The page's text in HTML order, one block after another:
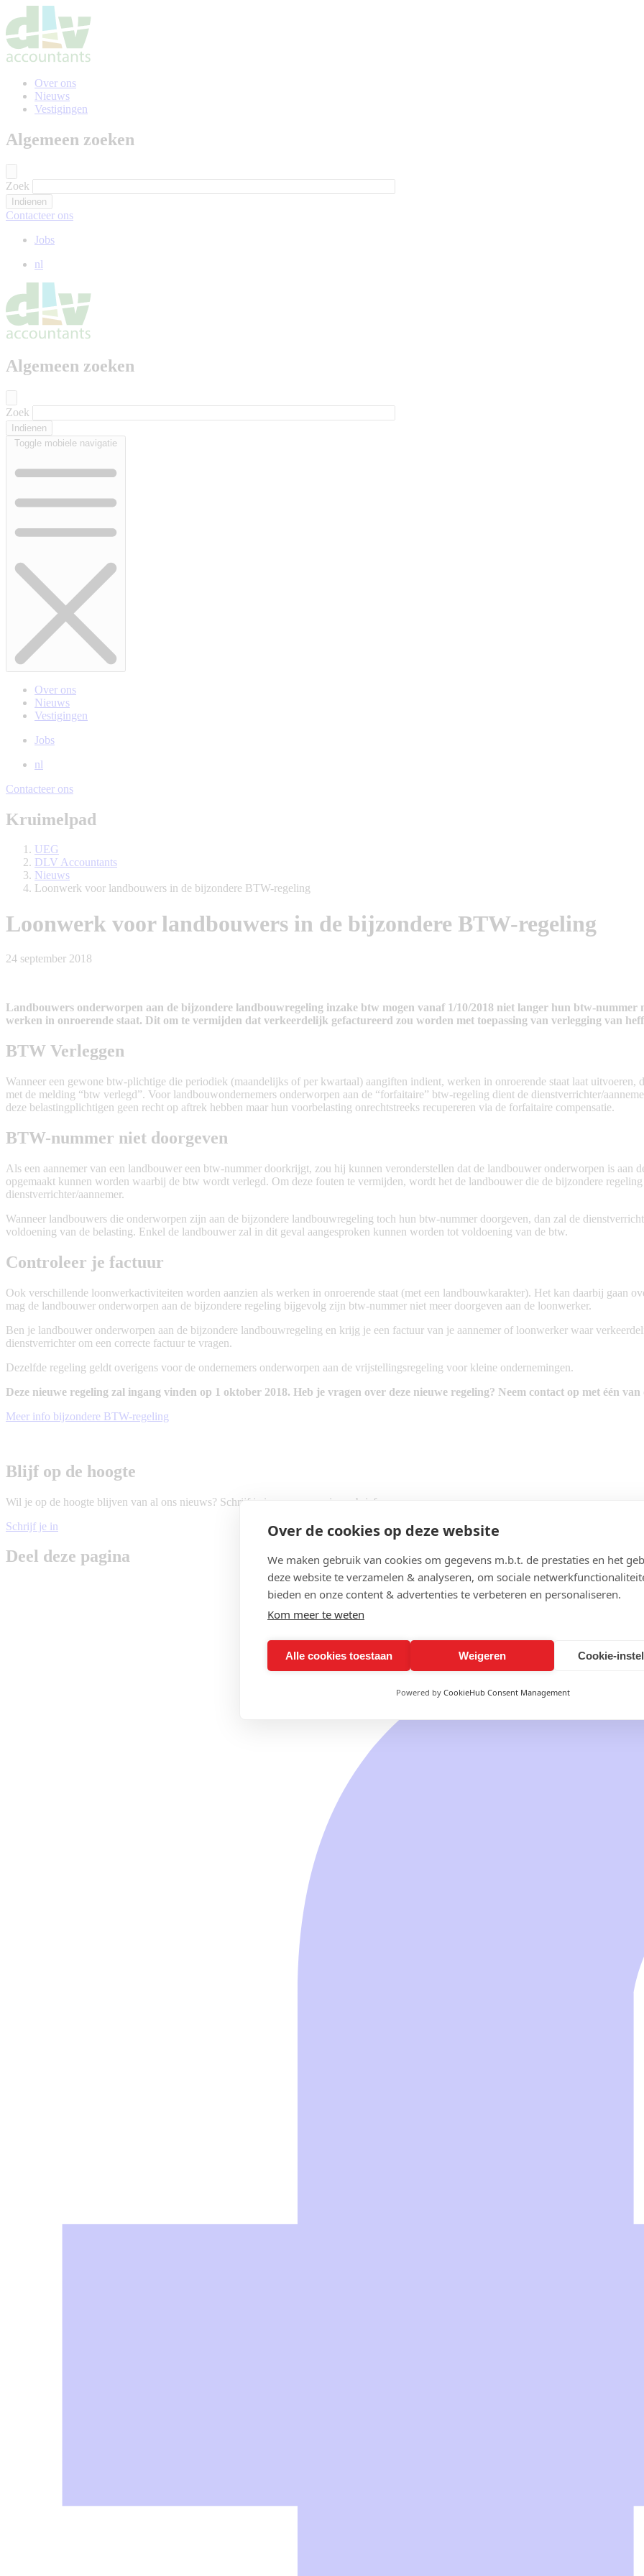
hoofdinhoud
gaan
Over ons
Nieuws
Vestigingen
Algemeen zoeken
Zoek
Contacteer ons
Jobs
nl
Algemeen zoeken
Zoek
Toggle mobiele navigatie
Over ons
Nieuws
Vestigingen
Jobs
nl
Contacteer ons
Kruimelpad
UEG
DLV Accountants
Nieuws
Loonwerk voor landbouwers in de bijzondere BTW-regeling
Loonwerk voor landbouwers in de bijzondere BTW-regeling
24 september 2018
Landbouwers onderworpen aan de bijzondere landbouwregeling inzake btw mogen vanaf 1/10/2018 niet langer hun btw-nummer
werken in onroerende staat. Dit om te vermijden dat verkeerdelijk gefactureerd zou worden met toepassing van verlegging van
BTW Verleggen
Wanneer een gewone btw-plichtige die periodiek (maandelijks of per kwartaal) aangiften indient, werken in onroerende staat laat uitvoeren,
met de melding “btw verlegd”. Voor landbouwondernemers onderworpen aan de “forfaitaire” btw-regeling dient de dienstverrichter/
deze belastingplichtigen geen recht op aftrek hebben maar hun voorbelasting onrechtstreeks recupereren via de forfaitaire compensatie.
BTW-nummer niet doorgeven
Als een aannemer van een landbouwer een btw-nummer doorkrijgt, zou hij kunnen veronderstellen dat de landbouwer onderworpen is
opgemaakt kunnen worden waarbij de btw wordt verlegd. Om deze fouten te vermijden, wordt het de landbouwer die de bijzondere
dienstverrichter/aannemer.
Wanneer landbouwers die onderworpen zijn aan de bijzondere landbouwregeling toch hun btw-nummer doorgeven, dan zal de
voldoening van de belasting. Enkel de landbouwer zal in dit geval aangesproken kunnen worden tot voldoening van de btw.
Controleer je factuur
Ook verschillende loonwerkactiviteiten worden aanzien als werken in onroerende staat (met een landbouwkarakter). Het kan daarbij gaan
mag de landbouwer onderworpen aan de bijzondere regeling bijgevolg zijn btw-nummer niet meer doorgeven aan de loonwerker.
Ben je landbouwer onderworpen aan de bijzondere landbouwregeling en krijg je een factuur van je aannemer of loonwerker waar
dienstverrichter om een correcte factuur te vragen.
Dezelfde regeling geldt overigens voor de ondernemers onderworpen aan de vrijstellingsregeling voor kleine ondernemingen.
Deze nieuwe regeling zal ingang vinden op 1 oktober 2018. Heb je vragen over deze nieuwe regeling? Neem contact op met één van
Meer info bijzondere BTW-regeling
Blijf op de hoogte
Wil je op de hoogte blijven van al ons nieuws? Schrijf je in voor onze nieuwsbrief.
Schrijf je in
Deel deze pagina
Over de cookies op deze website
We maken gebruik van cookies om gegevens m.b.t. de prestaties en het
deze website te verzamelen & analyseren, om sociale
bieden en onze content & advertenties te verbeteren en personaliseren.
Kom meer te weten
Alle cookies toestaan Weigeren Cookie-
Powered by CookieHub Consent Management